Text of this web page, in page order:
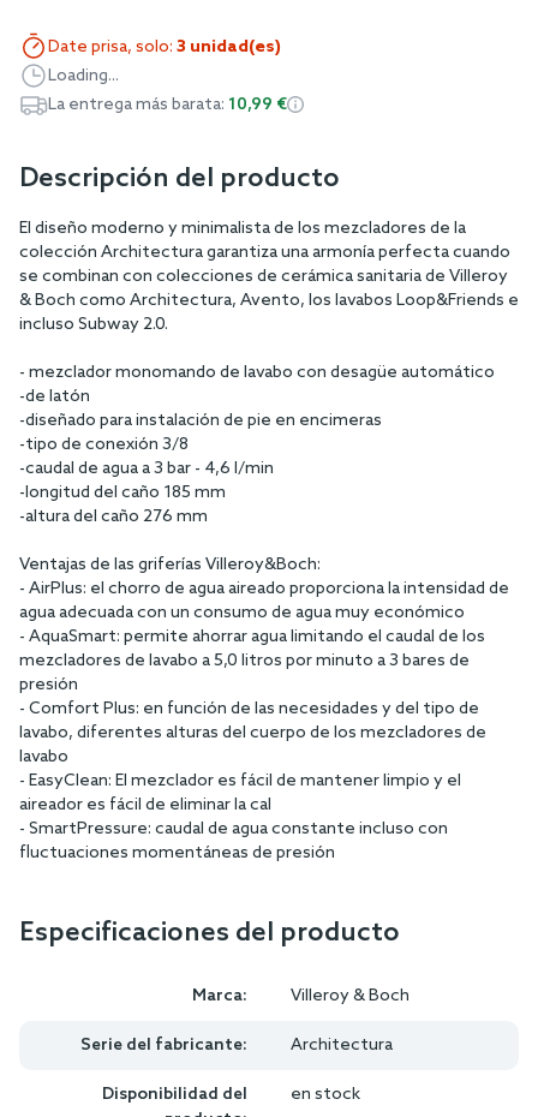
Date prisa, solo: 3 unidad(es)
Loading...
La entrega más barata: 10,99 €
Descripción del producto
El diseño moderno y minimalista de los mezcladores de la
colección Architectura garantiza una armonía perfecta cuando
se combinan con colecciones de cerámica sanitaria de Villeroy
& Boch como Architectura, Avento, los lavabos Loop&Friends e
incluso Subway 2.0.
- mezclador monomando de lavabo con desagüe automático
-de latón
-diseñado para instalación de pie en encimeras
-tipo de conexión 3/8
-caudal de agua a 3 bar - 4,6 l/min
-longitud del caño 185 mm
-altura del caño 276 mm
Ventajas de las griferías Villeroy&Boch:
- AirPlus: el chorro de agua aireado proporciona la intensidad de
agua adecuada con un consumo de agua muy económico
- AquaSmart: permite ahorrar agua limitando el caudal de los
mezcladores de lavabo a 5,0 litros por minuto a 3 bares de
presión
- Comfort Plus: en función de las necesidades y del tipo de
lavabo, diferentes alturas del cuerpo de los mezcladores de
lavabo
- EasyClean: El mezclador es fácil de mantener limpio y el
aireador es fácil de eliminar la cal
- SmartPressure: caudal de agua constante incluso con
fluctuaciones momentáneas de presión
Especificaciones del producto
Marca: Villeroy & Boch
Serie del fabricante: Architectura
Disponibilidad del
en stock